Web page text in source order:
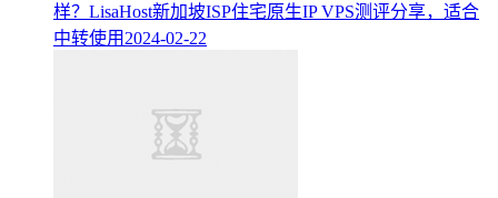
样？LisaHost新加坡ISP住宅原生IP VPS测评分享，适合
中转使用 2024-02-22